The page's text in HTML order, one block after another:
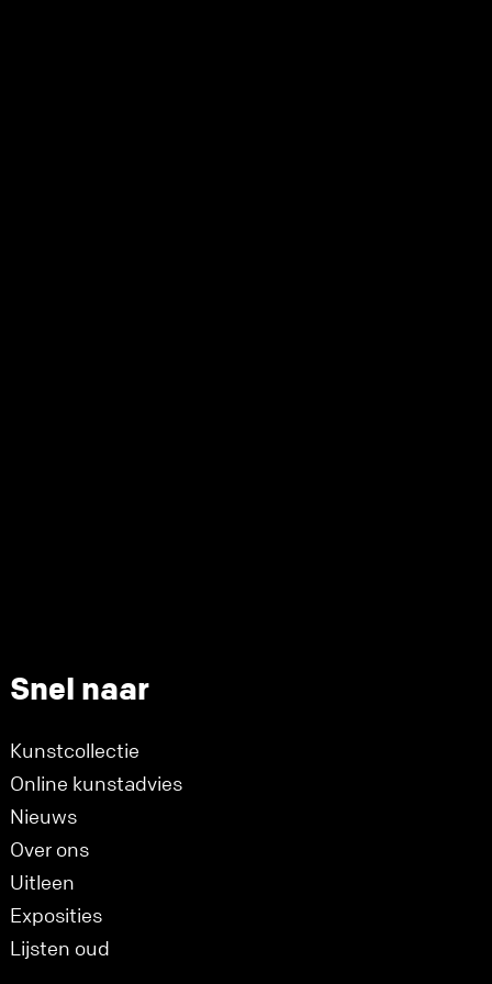
Snel naar
Kunstcollectie
Online kunstadvies
Nieuws
Over ons
Uitleen
Exposities
Lijsten oud